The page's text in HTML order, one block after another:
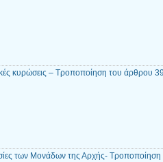
κυρώσεις – Τροποποίηση του άρθρου
των Μονάδων της Αρχής-